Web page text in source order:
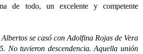
de todo, un excelente y competente
se casó con Adolfina Rojas de Vera
No tuvieron descendencia. Aquella unión